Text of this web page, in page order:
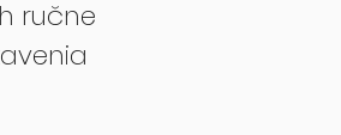
ručne